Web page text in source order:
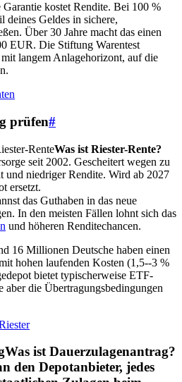
Garantie kostet Rendite. Bei 100 %
deines Geldes in sichere,
Über 30 Jahre macht das einen
EUR. Die Stiftung Warentest
langem Anlagehorizont, auf die
prüfen#
RenteWas ist Riester-Rente?
seit 2002. Gescheitert wegen zu
und niedriger Rendite. Wird ab 2027
ersetzt.
das Guthaben in das neue
In den meisten Fällen lohnt sich das
und höheren Renditechancen.
16 Millionen Deutsche haben einen
hohen laufenden Kosten (1,5--3 %
bietet typischerweise ETF-
aber die Übertragungsbedingungen
Was ist Dauerzulagenantrag?
den Depotanbieter, jedes